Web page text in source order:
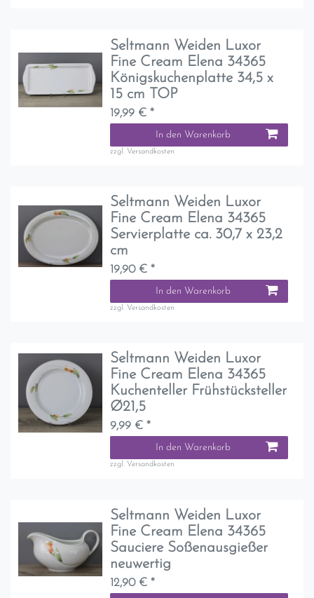
Seltmann Weiden Luxor
Fine Cream Elena 34365
Königskuchenplatte 34,5 x
15 cm TOP
19,99 € *
In den Warenkorb
zzgl. Versandkosten
Seltmann Weiden Luxor
Fine Cream Elena 34365
Servierplatte ca. 30,7 x 23,2
cm
19,90 € *
In den Warenkorb
zzgl. Versandkosten
Seltmann Weiden Luxor
Fine Cream Elena 34365
Kuchenteller Frühstücksteller
Ø21,5
9,99 € *
In den Warenkorb
zzgl. Versandkosten
Seltmann Weiden Luxor
Fine Cream Elena 34365
Sauciere Soßenausgießer
neuwertig
12,90 € *